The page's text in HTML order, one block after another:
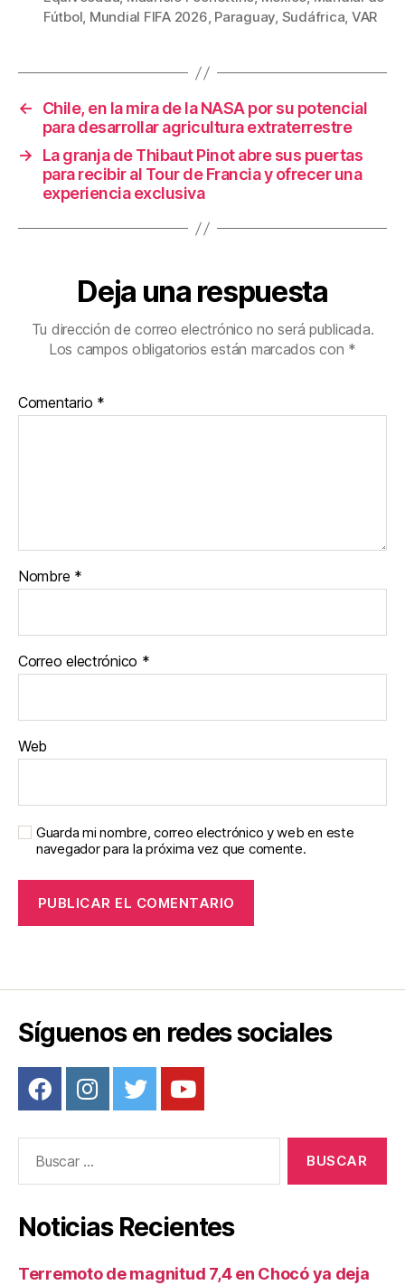
b
o
k
st ar
Fútbol, Mundial FIFA 2026, Paraguay, Sudáfrica, VAR
←
Chile, en la mira de la NASA por su potencial
para desarrollar agricultura extraterrestre
→
La granja de Thibaut Pinot abre sus puertas
para recibir al Tour de Francia y ofrecer una
experiencia exclusiva
Deja una respuesta
Tu dirección de correo electrónico no será publicada.
Los campos obligatorios están marcados con *
Comentario *
Nombre *
Correo electrónico *
Web
Guarda mi nombre, correo electrónico y web en este
navegador para la próxima vez que comente.
Síguenos en redes sociales
Noticias Recientes
Terremoto de magnitud 7,4 en Chocó ya deja